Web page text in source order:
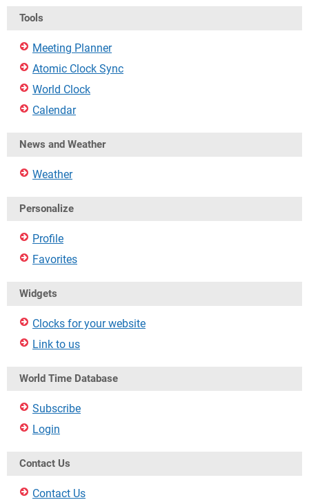
Tools
Meeting Planner
Atomic Clock Sync
World Clock
Calendar
News and Weather
Weather
Personalize
Profile
Favorites
Widgets
Clocks for your website
Link to us
World Time Database
Subscribe
Login
Contact Us
Contact Us